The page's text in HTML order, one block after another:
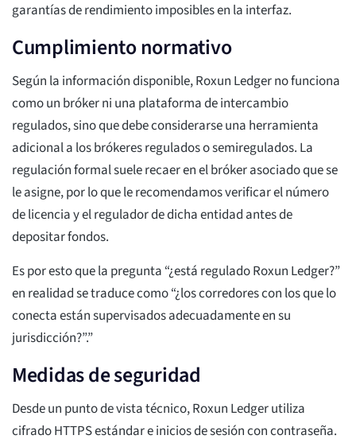
garantías de rendimiento imposibles en la interfaz.
Cumplimiento normativo
Según la información disponible, Roxun Ledger no funciona
como un bróker ni una plataforma de intercambio
regulados, sino que debe considerarse una herramienta
adicional a los brókeres regulados o semiregulados. La
regulación formal suele recaer en el bróker asociado que se
le asigne, por lo que le recomendamos verificar el número
de licencia y el regulador de dicha entidad antes de
depositar fondos.
Es por esto que la pregunta “¿está regulado Roxun Ledger?”
en realidad se traduce como “¿los corredores con los que lo
conecta están supervisados adecuadamente en su
jurisdicción?”.”
Medidas de seguridad
Desde un punto de vista técnico, Roxun Ledger utiliza
cifrado HTTPS estándar e inicios de sesión con contraseña.